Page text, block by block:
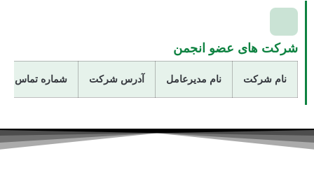
شرکت های عضو انجمن
نام شرکت نام مدیرعامل آدرس شرکت شماره تماس